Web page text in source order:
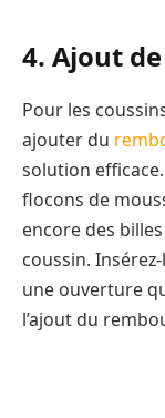
4. Ajout
Pour les
ajouter du
solution
flocons de
encore des
coussin.
une ouverture
l’ajout du